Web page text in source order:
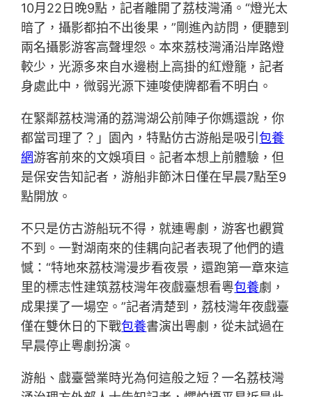
10月22日晚9點，記者離開了荔枝灣涌。“燈光太
暗了，攝影都拍不出後果，”剛進內訪問，便聽到
兩名攝影游客高聲埋怨。本來荔枝灣涌沿岸路燈
較少，光源多來自水邊樹上高掛的紅燈籠，記者
身處此中，微弱光源下連唆使牌都看不明白。
在緊鄰荔枝灣涌的荔灣湖公前陣子你媽還說，你
都當司理了？」園內，特點仿古游船是吸引包養
網游客前來的文娛項目。記者本想上前體驗，但
是保安告知記者，游船非節沐日僅在早晨7點至9
點開放。
不只是仿古游船玩不得，就連粵劇，游客也觀賞
不到。一對湖南來的佳耦向記者表現了他們的遺
憾：“特地來荔枝灣漫步看夜景，還跑第一章來這
里的標志性建筑荔枝灣年夜戲臺想看粵包養劇，
成果撲了一場空。”記者清楚到，荔枝灣年夜戲臺
僅在雙休日的下戰包養書演出粵劇，從未試過在
早晨停止粵劇扮演。
游船、戲臺營業時光為何這般之短？一名荔枝灣